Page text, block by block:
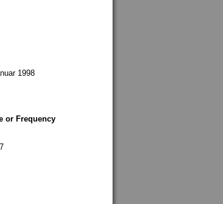
1998
or Frequency